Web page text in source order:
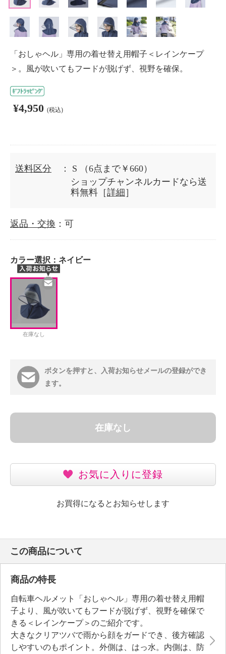
「おしゃヘル」専用の着せ替え用帽子＜レインケープ
＞。風が吹いてもフードが脱げず、視野を確保。
¥4,950 (税込)
送料区分 ： S
（6点まで￥660）
ショップチャンネルカードなら送
料無料［詳細 ］
返品・交換 ：可
カラー選択： ネイビー
在庫なし
ボタンを押すと、入荷お知らせメールの登録ができ
ます。
在庫なし
お気に入りに登録
お買得になるとお知らせします
この商品について
商品の特長
自転車ヘルメット「おしゃヘル」専用の着せ替え用帽
子より、風が吹いてもフードが脱げず、視野を確保で
きる＜レインケープ＞のご紹介です。
大きなクリアツバで雨から顔をガードでき、後方確認
しやすいのもポイント。外側は、はっ水。内側は、防